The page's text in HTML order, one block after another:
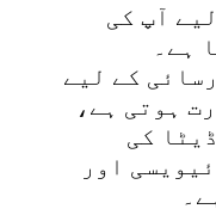
آپ کی
ہے۔
کے لیے
ہوتی ہے،
کی
اور